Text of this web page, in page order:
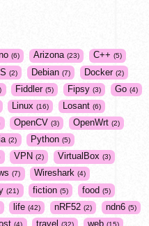
6 Arizona 23 C++ 5
2 Debian 7 Docker 2
Fiddler 5 Fipsy 3 Go 4
Linux 16 Losant 6
OpenCV 3 OpenWrt 2
2 Python 5
VPN 2 VirtualBox 3
7 Wireshark 4
21 fiction 5 food 5
life 42 nRF52 2 ndn6 5
4 travel 32 web 15